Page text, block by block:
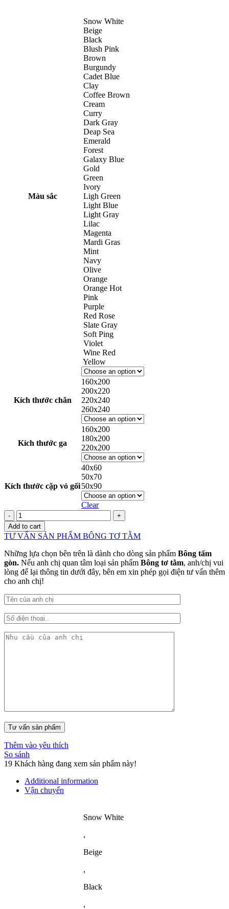
Màu sắc
Snow White
Beige
Black
Blush Pink
Brown
Burgundy
Cadet Blue
Clay
Coffee Brown
Cream
Curry
Dark Gray
Deap Sea
Emerald
Forest
Galaxy Blue
Gold
Green
Ivory
Ligh Green
Light Blue
Light Gray
Lilac
Magenta
Mardi Gras
Mint
Navy
Olive
Orange
Orange Hot
Pink
Purple
Red Rose
Slate Gray
Soft Ping
Violet
Wine Red
Yellow
Kích thước chăn
160x200
200x220
220x240
260x240
Kích thước ga
160x200
180x200
220x200
Kích thước cặp vỏ gối
40x60
50x70
50x90
Clear
Chăn
lụa
thêu
Hoa
đậu
biếc
quantity
Add to cart
TƯ VẤN SẢN PHẨM BÔNG TƠ TẰM
Những lựa chọn bên trên là dành cho dòng sản phẩm Bông tấm
gòn. Nếu anh chị quan tâm loại sản phẩm Bông tơ tằm, anh/chị vui
lòng để lại thông tin dưới đây, bên em xin phép gọi điện tư vấn thêm
cho anh chị!
Thêm vào yêu thích
So sánh
19 Khách hàng đang xem sản phẩm này!
Additional information
Vận chuyển
Snow White
,
Beige
,
Black
,